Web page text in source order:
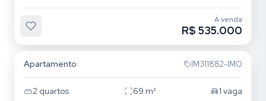
À venda
R$ 535.000
Apartamento IM311882-IMO
2 quartos 69 m² 1 vaga